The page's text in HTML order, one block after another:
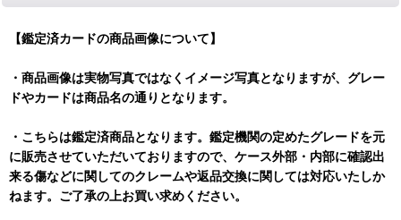
【鑑定済カードの商品画像について】
・商品画像は実物写真ではなくイメージ写真となりますが、グレー
ドやカードは商品名の通りとなります。
・こちらは鑑定済商品となります。鑑定機関の定めたグレードを元
に販売させていただいておりますので、ケース外部・内部に確認出
来る傷などに関してのクレームや返品交換に関しては対応いたしか
ねます。ご了承の上お買い求めください。